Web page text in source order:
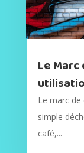
Le
Le marc
simple
café,...